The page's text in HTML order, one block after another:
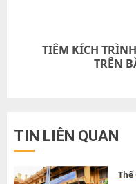
NextTIÊM KÍCH
TRÊN
TIN LIÊN QUAN
Thế